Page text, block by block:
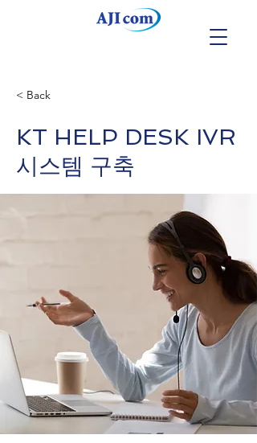
< Back
KT HELP DESK IVR
시스템 구축